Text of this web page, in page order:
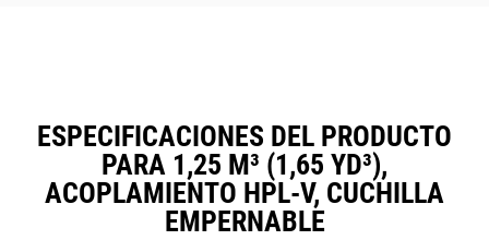
ESPECIFICACIONES DEL PRODUCTO
PARA 1,25 M³ (1,65 YD³),
ACOPLAMIENTO HPL-V, CUCHILLA
EMPERNABLE